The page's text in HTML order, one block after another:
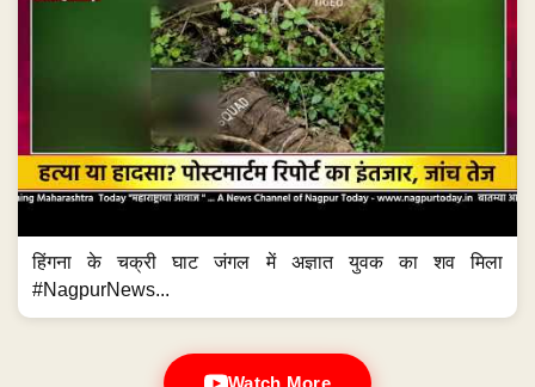
हिंगना के चक्री घाट जंगल में अज्ञात युवक का शव मिला
#NagpurNews...
Watch More